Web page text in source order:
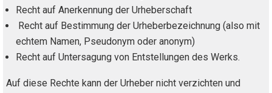
Recht auf Anerkennung der Urheberschaft
Recht auf Bestimmung der Urheberbezeichnung (also mit
echtem Namen, Pseudonym oder anonym)
Recht auf Untersagung von Entstellungen des Werks.
Auf diese Rechte kann der Urheber nicht verzichten und